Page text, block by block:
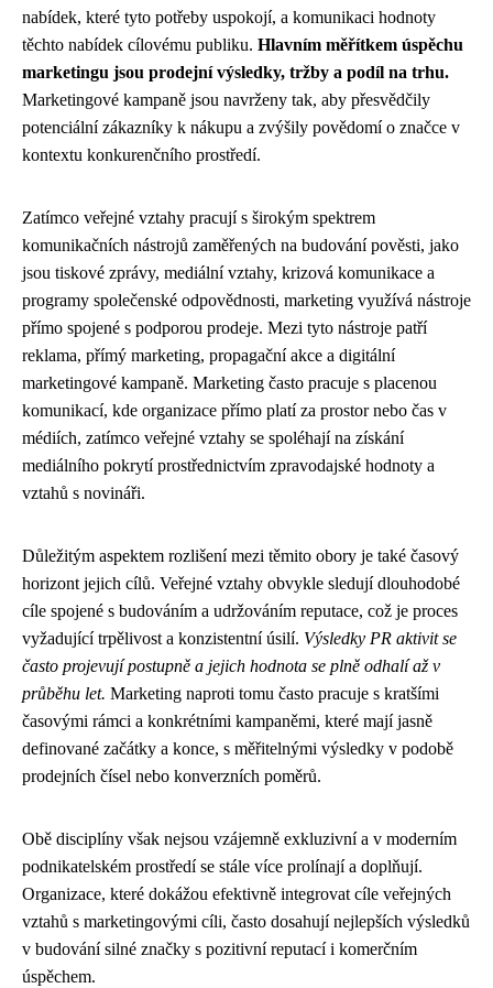
nabídek, které tyto potřeby uspokojí, a komunikaci hodnoty
těchto nabídek cílovému publiku. Hlavním měřítkem úspěchu
marketingu jsou prodejní výsledky, tržby a podíl na trhu.
Marketingové kampaně jsou navrženy tak, aby přesvědčily
potenciální zákazníky k nákupu a zvýšily povědomí o značce v
kontextu konkurenčního prostředí.
Zatímco veřejné vztahy pracují s širokým spektrem
komunikačních nástrojů zaměřených na budování pověsti, jako
jsou tiskové zprávy, mediální vztahy, krizová komunikace a
programy společenské odpovědnosti, marketing využívá nástroje
přímo spojené s podporou prodeje. Mezi tyto nástroje patří
reklama, přímý marketing, propagační akce a digitální
marketingové kampaně. Marketing často pracuje s placenou
komunikací, kde organizace přímo platí za prostor nebo čas v
médiích, zatímco veřejné vztahy se spoléhají na získání
mediálního pokrytí prostřednictvím zpravodajské hodnoty a
vztahů s novináři.
Důležitým aspektem rozlišení mezi těmito obory je také časový
horizont jejich cílů. Veřejné vztahy obvykle sledují dlouhodobé
cíle spojené s budováním a udržováním reputace, což je proces
vyžadující trpělivost a konzistentní úsilí. Výsledky PR aktivit se
často projevují postupně a jejich hodnota se plně odhalí až v
průběhu let. Marketing naproti tomu často pracuje s kratšími
časovými rámci a konkrétními kampaněmi, které mají jasně
definované začátky a konce, s měřitelnými výsledky v podobě
prodejních čísel nebo konverzních poměrů.
Obě disciplíny však nejsou vzájemně exkluzivní a v moderním
podnikatelském prostředí se stále více prolínají a doplňují.
Organizace, které dokážou efektivně integrovat cíle veřejných
vztahů s marketingovými cíli, často dosahují nejlepších výsledků
v budování silné značky s pozitivní reputací i komerčním
úspěchem.